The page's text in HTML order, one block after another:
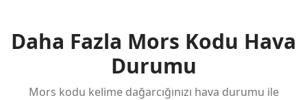
Daha Fazla Mors Kodu Hava
Durumu
Mors kodu kelime dağarcığınızı hava durumu ile